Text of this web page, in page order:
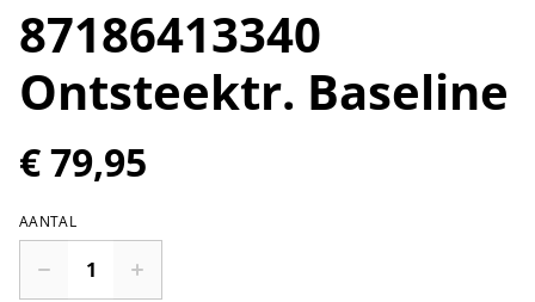
87186413340
Ontsteektr. Baseline
€ 79,95
AANTAL